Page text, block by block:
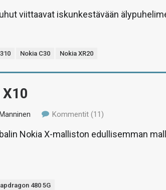
viittaavat iskunkestävään
Nokia C30 Nokia XR20
Kommentit (11)
Nokia X-malliston edullisemman
480 5G